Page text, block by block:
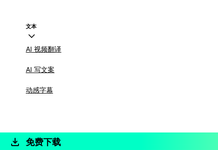
文本
AI 视频翻译
AI 写文案
动感字幕
免费下载